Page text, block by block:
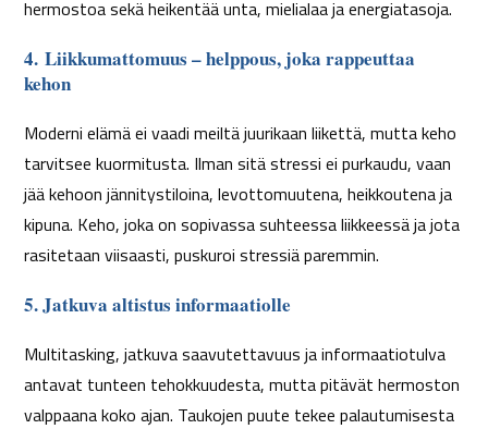
hermostoa sekä heikentää unta, mielialaa ja energiatasoja.
4.Liikkumattomuus – helppous, joka rappeuttaa
kehon
Moderni elämä ei vaadi meiltä juurikaan liikettä, mutta keho
tarvitsee kuormitusta. Ilman sitä stressi ei purkaudu, vaan
jää kehoon jännitystiloina, levottomuutena, heikkoutena ja
kipuna. Keho, joka on sopivassa suhteessa liikkeessä ja jota
rasitetaan viisaasti, puskuroi stressiä paremmin.
5. Jatkuva altistus informaatiolle
Multitasking, jatkuva saavutettavuus ja informaatiotulva
antavat tunteen tehokkuudesta, mutta pitävät hermoston
valppaana koko ajan. Taukojen puute tekee palautumisesta